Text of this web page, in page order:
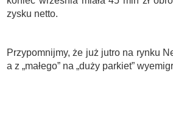
zysku netto.
Przypomnijmy, że już jutro na rynku
a z „małego” na „duży parkiet”